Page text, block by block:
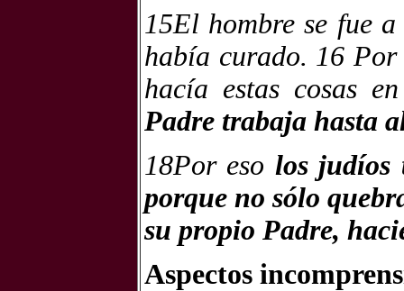
15El hombre se fue
había curado. 16 Por
hacía estas cosas
Padre trabaja hasta
18Por eso los judíos
porque no sólo
su propio Padre,
Aspectos